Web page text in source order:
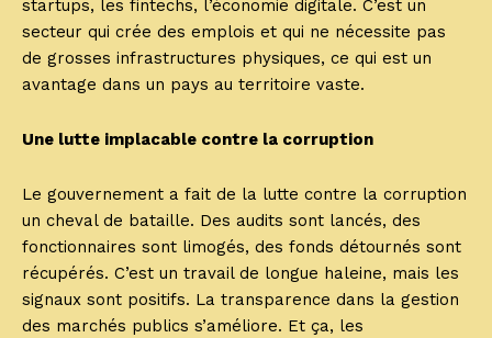
startups, les fintechs, l’économie digitale. C’est un
secteur qui crée des emplois et qui ne nécessite pas
de grosses infrastructures physiques, ce qui est un
avantage dans un pays au territoire vaste.
Une lutte implacable contre la corruption
Le gouvernement a fait de la lutte contre la corruption
un cheval de bataille. Des audits sont lancés, des
fonctionnaires sont limogés, des fonds détournés sont
récupérés. C’est un travail de longue haleine, mais les
signaux sont positifs. La transparence dans la gestion
des marchés publics s’améliore. Et ça, les